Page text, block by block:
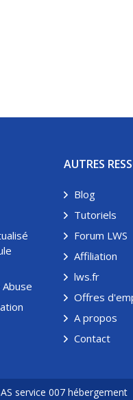
AUTRES
Blog
Tutoriels
Forum LWS
Affiliation
lws.fr
Offres
A propos
Contact
service 007 hébergement